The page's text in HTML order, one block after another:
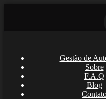
Gestão de
Sobre
F.A.Q
Blog